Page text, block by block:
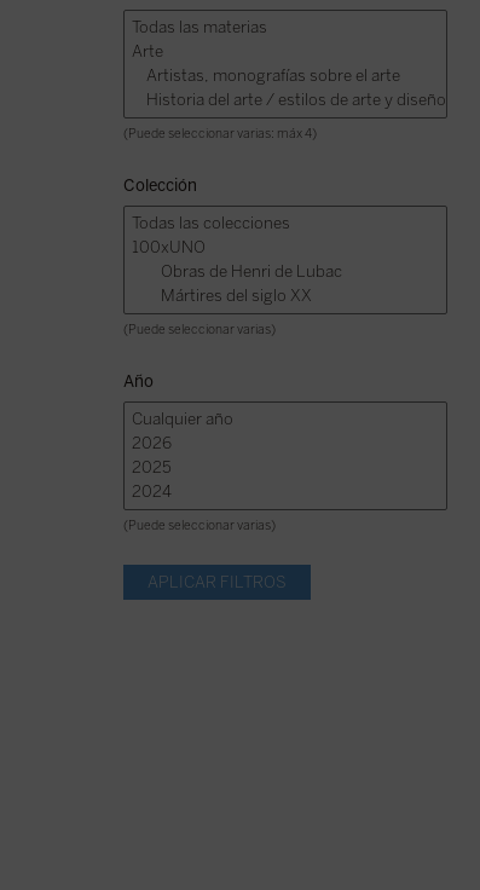
(Puede seleccionar varias: máx 4)
Colección
(Puede seleccionar varias)
Año
(Puede seleccionar varias)